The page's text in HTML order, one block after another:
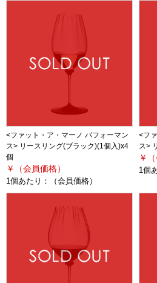
<ファット・ア・マーノ パフォーマン
ス> リースリング(ブラック)(1個入)x4
個
￥（会員価格）
1個あたり： （会員価格）
<フ
ス>
￥
1個